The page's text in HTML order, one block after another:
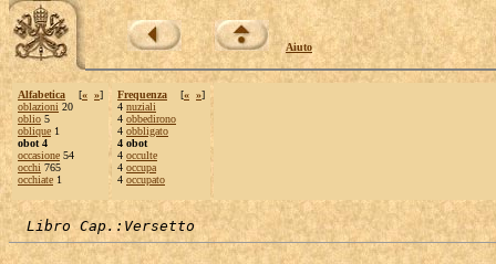
Aiuto
Alfabetica [« »]
oblazioni 20
oblio 5
oblique 1
obot 4
occasione 54
occhi 765
occhiate 1
Frequenza [« »]
4 nuziali
4 obbedirono
4 obbligato
4 obot
4 occulte
4 occupa
4 occupato
Libro Cap.:Versetto